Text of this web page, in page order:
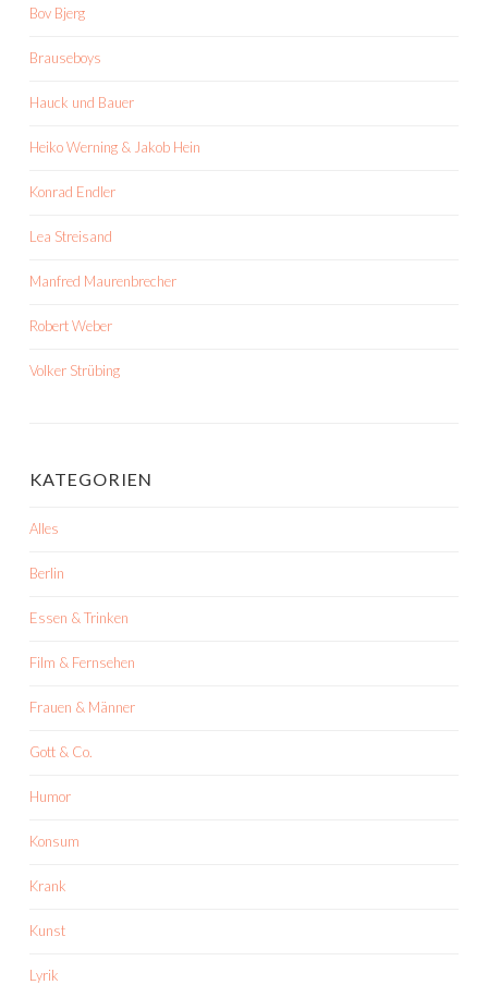
Bov Bjerg
Brauseboys
Hauck und Bauer
Heiko Werning & Jakob Hein
Konrad Endler
Lea Streisand
Manfred Maurenbrecher
Robert Weber
Volker Strübing
KATEGORIEN
Alles
Berlin
Essen & Trinken
Film & Fernsehen
Frauen & Männer
Gott & Co.
Humor
Konsum
Krank
Kunst
Lyrik